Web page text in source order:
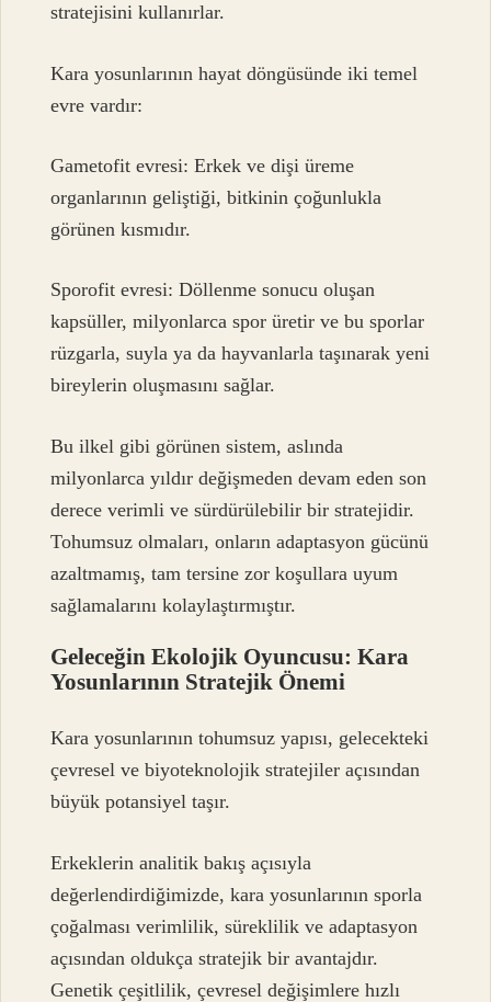
stratejisini kullanırlar.
Kara yosunlarının hayat döngüsünde iki temel
evre vardır:
Gametofit evresi: Erkek ve dişi üreme
organlarının geliştiği, bitkinin çoğunlukla
görünen kısmıdır.
Sporofit evresi: Döllenme sonucu oluşan
kapsüller, milyonlarca spor üretir ve bu sporlar
rüzgarla, suyla ya da hayvanlarla taşınarak yeni
bireylerin oluşmasını sağlar.
Bu ilkel gibi görünen sistem, aslında
milyonlarca yıldır değişmeden devam eden son
derece verimli ve sürdürülebilir bir stratejidir.
Tohumsuz olmaları, onların adaptasyon gücünü
azaltmamış, tam tersine zor koşullara uyum
sağlamalarını kolaylaştırmıştır.
Geleceğin Ekolojik Oyuncusu: Kara
Yosunlarının Stratejik Önemi
Kara yosunlarının tohumsuz yapısı, gelecekteki
çevresel ve biyoteknolojik stratejiler açısından
büyük potansiyel taşır.
Erkeklerin analitik bakış açısıyla
değerlendirdiğimizde, kara yosunlarının sporla
çoğalması verimlilik, süreklilik ve adaptasyon
açısından oldukça stratejik bir avantajdır.
Genetik çeşitlilik, çevresel değişimlere hızlı